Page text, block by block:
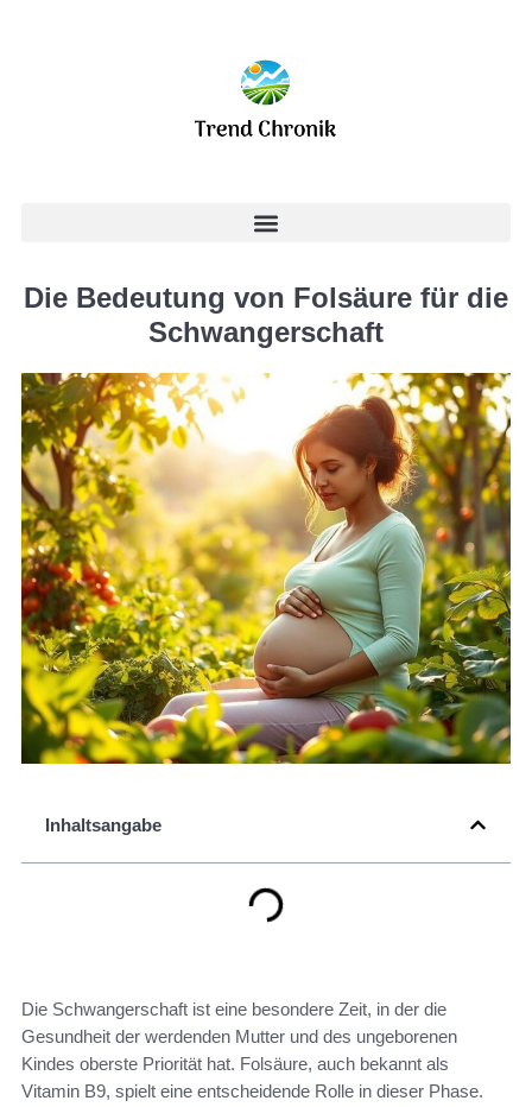
Die Bedeutung von Folsäure für die
Schwangerschaft
Inhaltsangabe
Die Schwangerschaft ist eine besondere Zeit, in der die
Gesundheit der werdenden Mutter und des ungeborenen
Kindes oberste Priorität hat. Folsäure, auch bekannt als
Vitamin B9, spielt eine entscheidende Rolle in dieser Phase.